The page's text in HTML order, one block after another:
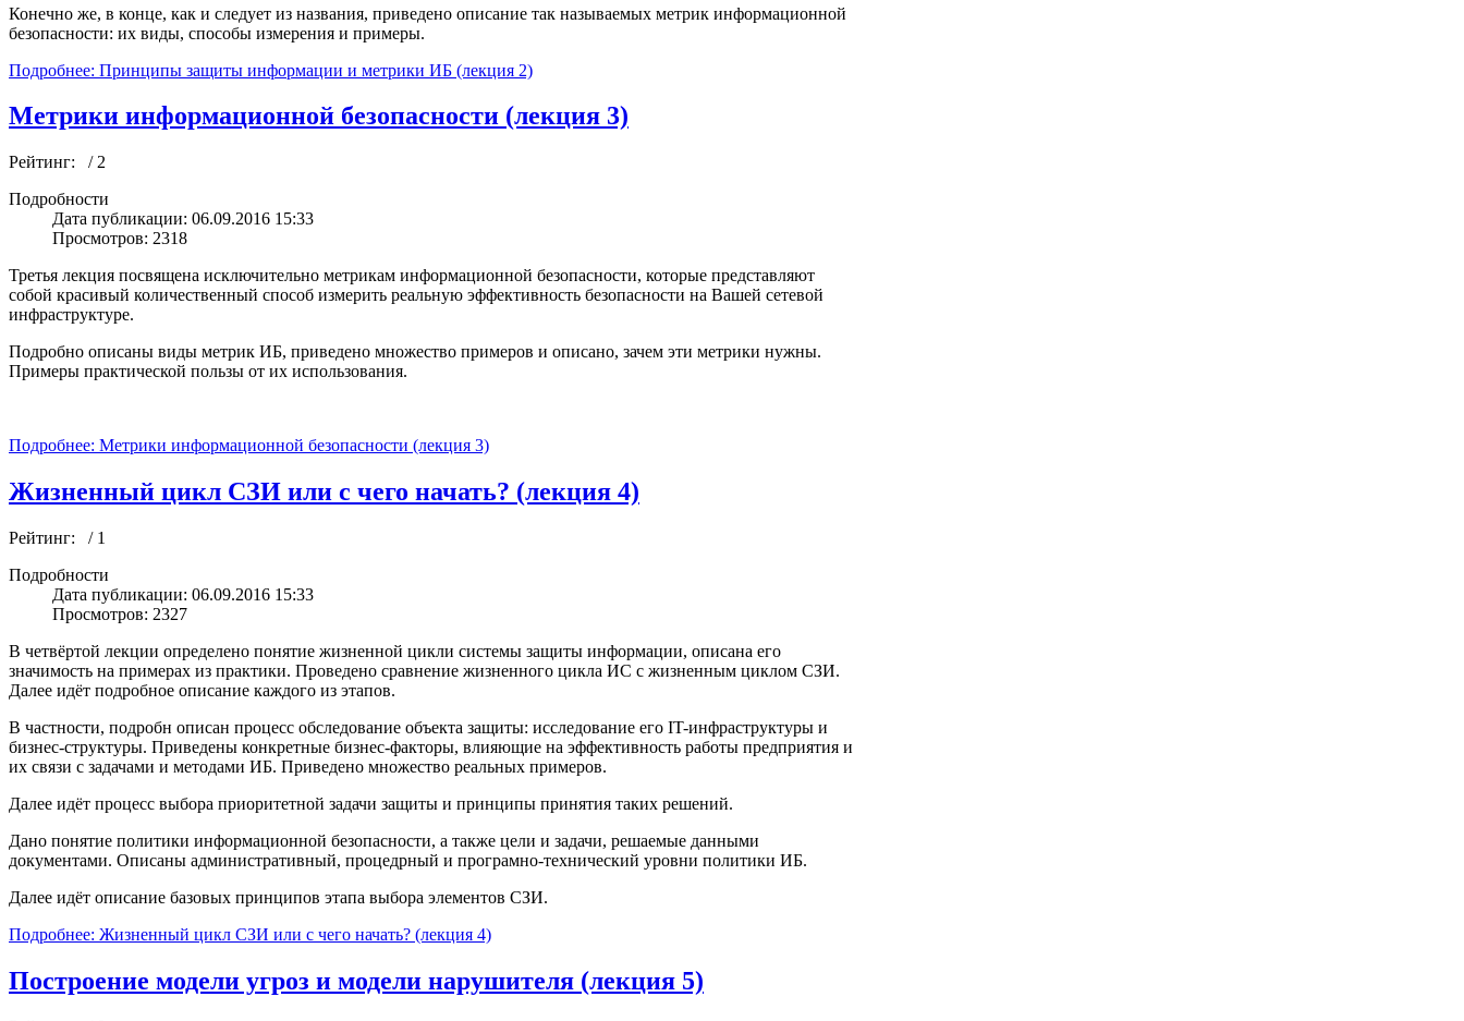
Конечно же, в конце, как и следует из названия, приведено описание так называемых метрик информационной
безопасности: их виды, способы измерения и примеры.
Подробнее: Принципы защиты информации и метрики ИБ (лекция 2)
Метрики информационной безопасности (лекция 3)
Рейтинг:
/ 2
Подробности
Дата публикации: 06.09.2016 15:33
Просмотров: 2318
Третья лекция посвящена исключительно метрикам информационной безопасности, которые представляют
собой красивый количественный способ измерить реальную эффективность безопасности на Вашей сетевой
инфраструктуре.
Подробно описаны виды метрик ИБ, приведено множество примеров и описано, зачем эти метрики нужны.
Примеры практической пользы от их использования.
Подробнее: Метрики информационной безопасности (лекция 3)
Жизненный цикл СЗИ или с чего начать? (лекция 4)
Рейтинг:
/ 1
Подробности
Дата публикации: 06.09.2016 15:33
Просмотров: 2327
В четвёртой лекции определено понятие жизненной цикли системы защиты информации, описана его
значимость на примерах из практики. Проведено сравнение жизненного цикла ИС с жизненным циклом СЗИ.
Далее идёт подробное описание каждого из этапов.
В частности, подробн описан процесс обследование объекта защиты: исследование его IT-инфраструктуры и
бизнес-структуры. Приведены конкретные бизнес-факторы, влияющие на эффективность работы предприятия и
их связи с задачами и методами ИБ. Приведено множество реальных примеров.
Далее идёт процесс выбора приоритетной задачи защиты и принципы принятия таких решений.
Дано понятие политики информационной безопасности, а также цели и задачи, решаемые данными
документами. Описаны административный, процедрный и програмно-технический уровни политики ИБ.
Далее идёт описание базовых принципов этапа выбора элементов СЗИ.
Подробнее: Жизненный цикл СЗИ или с чего начать? (лекция 4)
Построение модели угроз и модели нарушителя (лекция 5)